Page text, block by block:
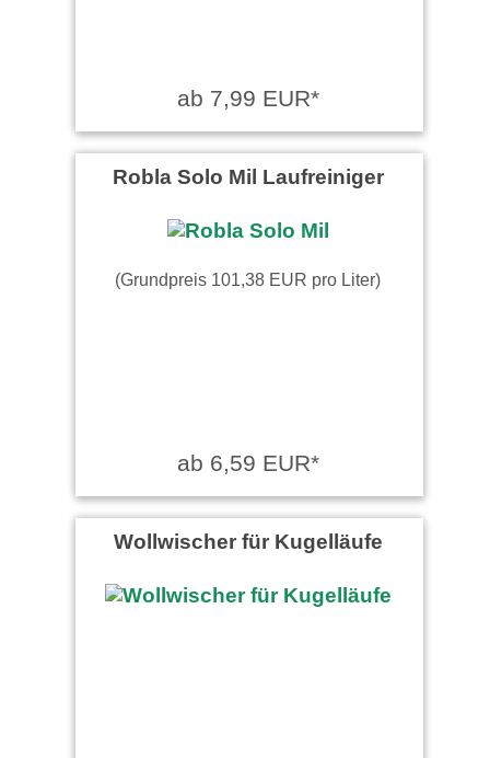
ab 7,99 EUR*
Robla Solo Mil Laufreiniger
(Grundpreis 101,38 EUR pro Liter)
ab 6,59 EUR*
Wollwischer für Kugelläufe